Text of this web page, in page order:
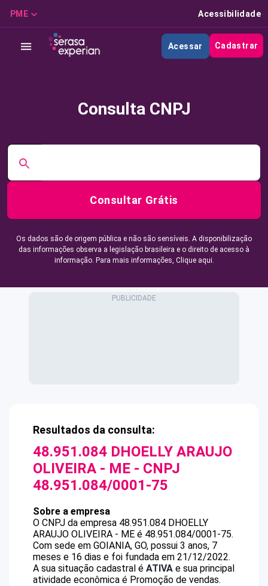
PME Acessibilidade
Acessar Cadastrar
Consulta CNPJ
Consultar Grátis
Os dados são de origem pública e não são sensíveis. A disponibilização
das informações observa a legislação brasileira e o direito de acesso à
informação. Para mais informações, Clique aqui.
Resultados da consulta:
48.951.084 DHOELLY ARAUJO
OLIVEIRA - ME - CNPJ
48.951.084/0001-75
Sobre a empresa
O CNPJ da empresa 48.951.084 DHOELLY
ARAUJO OLIVEIRA - ME é 48.951.084/0001-75.
Com sede em GOIANIA, GO, possui 3 anos, 7
meses e 16 dias e foi fundada em 21/12/2022.
A sua situação cadastral é ATIVA e sua principal
atividade econômica é Promoção de vendas.